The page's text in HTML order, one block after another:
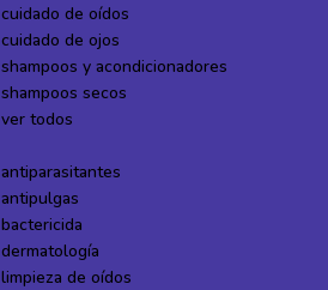
cuidado de oídos
cuidado de ojos
shampoos y acondicionadores
shampoos secos
ver todos
antiparasitantes
antipulgas
bactericida
dermatología
limpieza de oídos